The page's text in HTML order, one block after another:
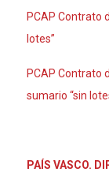
PCAP Contrato
lotes”
PCAP Contrato
sumario “sin
PAÍS VASCO.